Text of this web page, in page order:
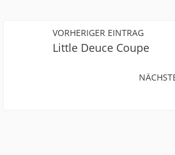
VORHERIGER EINTRAG
Little Deuce Coupe